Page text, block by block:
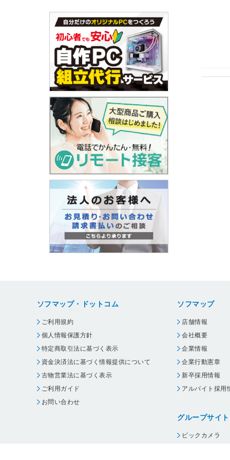
ソフマップ・ドットコム
ご利用規約
個人情報保護方針
特定商取引法に基づく表示
資金決済法に基づく情報提供について
古物営業法に基づく表示
ご利用ガイド
お問い合わせ
ソフマップ
店舗情報
会社概要
企業情報
企業行動憲章
新卒採用情報
アルバイト採用
グループサイト
ビックカメラ